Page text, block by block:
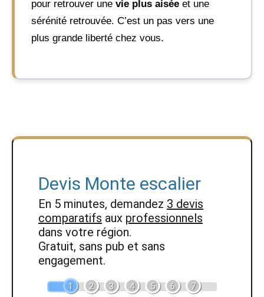
pour retrouver une vie plus aisée et une
sérénité retrouvée. C’est un pas vers une
plus grande liberté chez vous.
Devis Monte escalier
En 5 minutes, demandez 3 devis
comparatifs aux professionnels
dans votre région.
Gratuit, sans pub et sans
engagement.
1 2 3 4 5 6 7